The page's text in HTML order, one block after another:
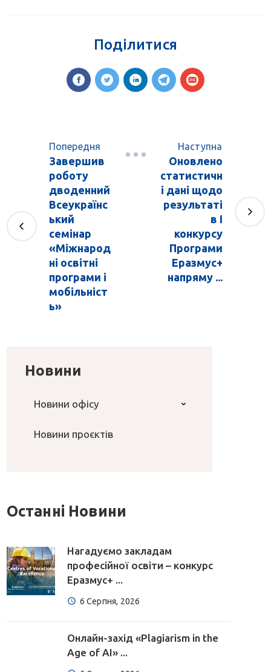
Поділитися
Попередня
Завершив
роботу
дводенний
Всеукраїнс
ький
семінар
«Міжнарод
ні освітні
програми і
мобільніст
ь»
Наступна
Оновлено
статистичн
і дані щодо
результаті
в I
конкурсу
Програми
Еразмус+
напряму ...
Новини
Новини офісу
Новини проєктів
Останні Новини
Нагадуємо закладам
професійної освіти – конкурс
Еразмус+ ...
6 Серпня, 2026
Онлайн-захід «Plagiarism in the
Age of AI» ...